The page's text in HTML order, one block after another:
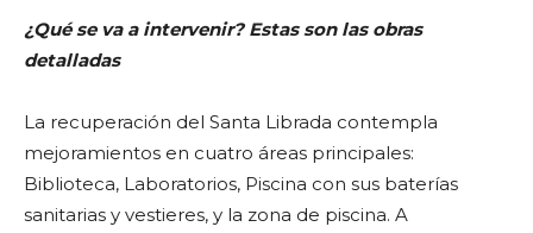
¿Qué se va a intervenir? Estas son las obras
detalladas
La recuperación del Santa Librada contempla
mejoramientos en cuatro áreas principales:
Biblioteca, Laboratorios, Piscina con sus baterías
sanitarias y vestieres, y la zona de piscina. A